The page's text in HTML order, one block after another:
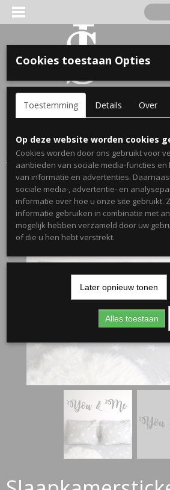
Inloggen Registreren
Home >Webshop>Stickers>
Slaapkamersticker You & me
VOOR KINDEREN
OPA & OMA.
NAAM EN GEBOORTEJAAR
Cookies toestaan Opties
Toestemming Details Over
Op deze website worden cookies
Cookies worden door ons gebruikt voor
aanbieden van sociale media-functies
van informatie en advertenties.
sociale media-, advertentie- en
informatie over hoe u onze site gebruikt.
informatie gebruiken in combinatie met
mogelijk hebben verzameld door uw
of die u hen hebt verstrekt.
Later opnieuw tonen
Alles toestaan